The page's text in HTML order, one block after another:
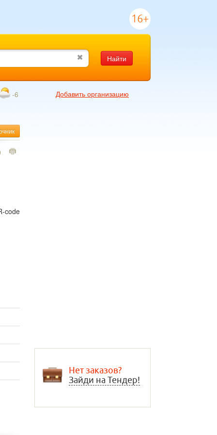
16+
Найти
-6
Добавить организацию
Нет заказов?
Зайди на Тендер!